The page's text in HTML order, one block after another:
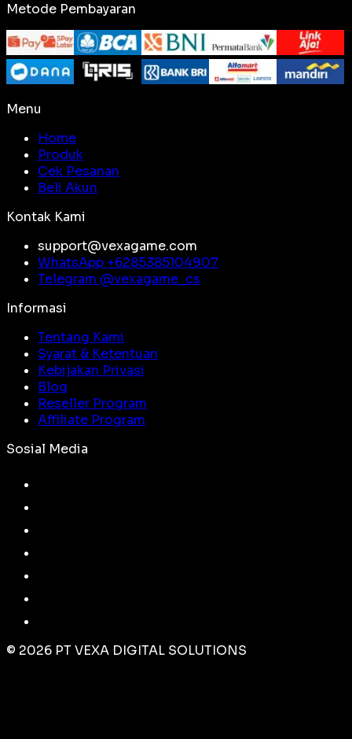
Metode Pembayaran
Menu
Home
Produk
Cek Pesanan
Beli Akun
Kontak Kami
support@vexagame.com
WhatsApp +6285385104907
Telegram @vexagame_cs
Informasi
Tentang Kami
Syarat & Ketentuan
Kebijakan Privasi
Blog
Reseller Program
Affiliate Program
Sosial Media
© 2026 PT VEXA DIGITAL SOLUTIONS